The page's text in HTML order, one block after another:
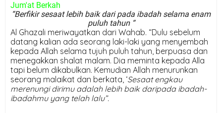
Jum'at Berkah
“Berfikir sesaat lebih baik dari pada ibadah selama enam
puluh tahun “
Al Ghazali meriwayatkan dari Wahab. “Dulu sebelum
datang kalian ada seorang laki-laki yang menyembah
kepada Allah selama tujuh puluh tahun, berpuasa dan
menegakkan shalat malam. Dia meminta kepada Alla
tapi belum dikabulkan. Kemudian Allah menurunkan
seorang malaikat dan berkata, ‘Sesaat engkau
merenungi dirimu adalah lebih baik daripada ibadah-
ibadahmu yang telah lalu”.